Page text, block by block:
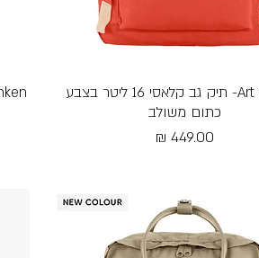
תצוגה מהירה
Art kanken- תיק גב קלאסי 16 ליטר בצבע
כתום משולב
מחיר